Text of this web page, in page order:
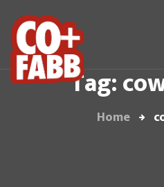
Tag:
Home